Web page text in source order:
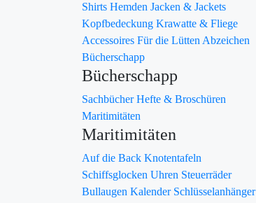
Shirts Hemden Jacken & Jackets
Kopfbedeckung Krawatte & Fliege
Accessoires Für die Lütten Abzeichen
Bücherschapp
Bücherschapp
SachbücherHefte & Broschüren
Maritimitäten
Maritimitäten
Auf die Back Knotentafeln
Schiffsglocken Uhren Steuerräder
Bullaugen Kalender Schlüsselanhänger